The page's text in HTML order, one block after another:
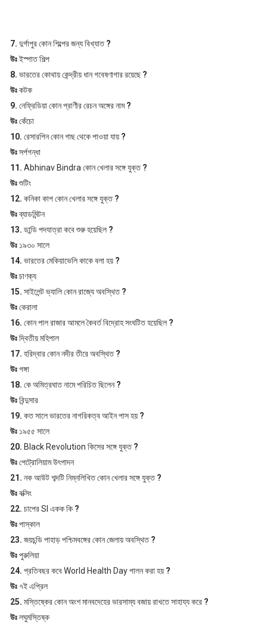
7. দুর্গাপুর কোন শিল্পের জন্য বিখ্যাত?
উঃইস্পাত শিল্প
8. ভারতের কোথায় কেন্দ্রীয় ধান গবেষণাগার রয়েছে ?
উঃকটক
9. নেফ্রিডিয়া কোন প্রাণীর রেচন অঙ্গের নাম?
উঃকেঁচো
10. রেসারপিন কোন গাছ থেকে পাওয়া যায় ?
উঃসর্পগন্ধা
11. Abhinav Bindra কোন খেলার সঙ্গে যুক্ত?
উঃশুটিং
12. কনিকা কাপ কোন খেলার সঙ্গে যুক্ত?
উঃব্যাডমিন্টন
13. ডান্ডি পদযাত্রা কবে শুরু হয়েছিল ?
উঃ১৯৩০ সালে
14. ভারতের মেকিয়াভেলি কাকে বলা হয় ?
উঃচাণক্য
15. সাইলেন্ট ভ্যালি কোন রাজ্যে অবস্থিত?
উঃকেরালা
16. কোন পাল রাজার আমলে কৈবর্ত বিদ্রোহ সংঘটিত হয়েছিল ?
উঃদ্বিতীয় মহিপাল
17. হরিদ্বার কোন নদীর তীরে অবস্থিত?
উঃগঙ্গা
18. কে অমিত্রঘাত নামে পরিচিত ছিলেন?
উঃবিন্দুসার
19. কত সালে ভারতের নাগরিকত্ব আইন পাস হয় ?
উঃ১৯৫৫ সালে
20. Black Revolution কিসের সঙ্গে যুক্ত?
উঃপেট্রোলিয়াম উৎপাদন
21. নক আউট শব্দটি নিম্নলিখিত কোন খেলার সঙ্গে যুক্ত?
উঃবক্সিং
22. চাপের SI একক কি ?
উঃপাস্কাল
23. জয়চন্ডি পাহাড় পশ্চিমবঙ্গের কোন জেলায় অবস্থিত?
উঃপুরুলিয়া
24. প্রতিবছর কবে World Health Day পালন করা হয় ?
উঃ৭ই এপ্রিল
25. মস্তিষ্কের কোন অংশ মানবদেহের ভারসাম্য বজায় রাখতে সাহায্য করে ?
উঃলঘুমস্তিষ্ক